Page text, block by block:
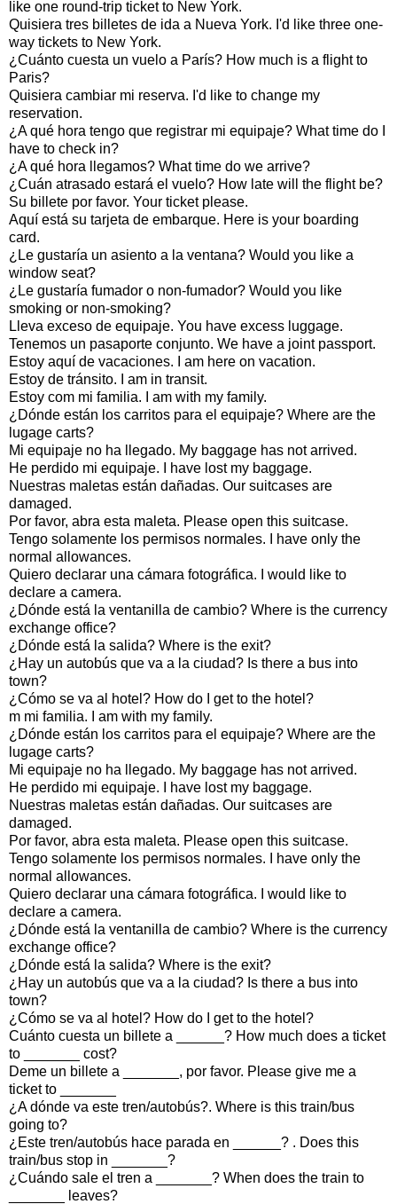
like one round-trip ticket to New York.
Quisiera tres billetes de ida a Nueva York. I'd like three one-
way tickets to New York.
¿Cuánto cuesta un vuelo a París? How much is a flight to
Paris?
Quisiera cambiar mi reserva. I'd like to change my
reservation.
¿A qué hora tengo que registrar mi equipaje? What time do I
have to check in?
¿A qué hora llegamos? What time do we arrive?
¿Cuán atrasado estará el vuelo? How late will the flight be?
Su billete por favor. Your ticket please.
Aquí está su tarjeta de embarque. Here is your boarding
card.
¿Le gustaría un asiento a la ventana? Would you like a
window seat?
¿Le gustaría fumador o non-fumador? Would you like
smoking or non-smoking?
Lleva exceso de equipaje. You have excess luggage.
Tenemos un pasaporte conjunto. We have a joint passport.
Estoy aquí de vacaciones. I am here on vacation.
Estoy de tránsito. I am in transit.
Estoy com mi familia. I am with my family.
¿Dónde están los carritos para el equipaje? Where are the
lugage carts?
Mi equipaje no ha llegado. My baggage has not arrived.
He perdido mi equipaje. I have lost my baggage.
Nuestras maletas están dañadas. Our suitcases are
damaged.
Por favor, abra esta maleta. Please open this suitcase.
Tengo solamente los permisos normales. I have only the
normal allowances.
Quiero declarar una cámara fotográfica. I would like to
declare a camera.
¿Dónde está la ventanilla de cambio? Where is the currency
exchange office?
¿Dónde está la salida? Where is the exit?
¿Hay un autobús que va a la ciudad? Is there a bus into
town?
¿Cómo se va al hotel? How do I get to the hotel?
m mi familia. I am with my family.
¿Dónde están los carritos para el equipaje? Where are the
lugage carts?
Mi equipaje no ha llegado. My baggage has not arrived.
He perdido mi equipaje. I have lost my baggage.
Nuestras maletas están dañadas. Our suitcases are
damaged.
Por favor, abra esta maleta. Please open this suitcase.
Tengo solamente los permisos normales. I have only the
normal allowances.
Quiero declarar una cámara fotográfica. I would like to
declare a camera.
¿Dónde está la ventanilla de cambio? Where is the currency
exchange office?
¿Dónde está la salida? Where is the exit?
¿Hay un autobús que va a la ciudad? Is there a bus into
town?
¿Cómo se va al hotel? How do I get to the hotel?
Cuánto cuesta un billete a ______? How much does a ticket
to _______ cost?
Deme un billete a _______, por favor. Please give me a
ticket to _______
¿A dónde va este tren/autobús?. Where is this train/bus
going to?
¿Este tren/autobús hace parada en ______? . Does this
train/bus stop in _______?
¿Cuándo sale el tren a _______? When does the train to
_______ leaves?